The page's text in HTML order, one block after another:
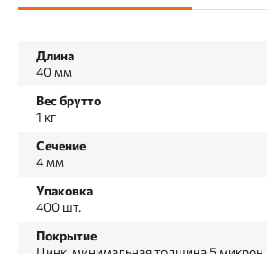
Длина
40 мм
Вес брутто
1 кг
Сечение
4 мм
Упаковка
400 шт.
Покрытие